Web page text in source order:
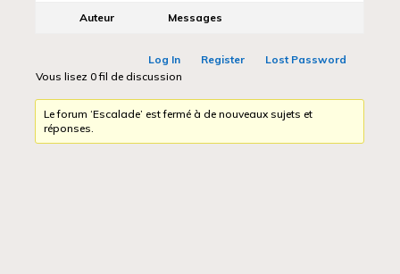
Auteur Messages
Log In Register
Lost Password
Vous lisez 0 fil de discussion
Le forum ‘Escalade’ est fermé à de nouveaux sujets et
réponses.